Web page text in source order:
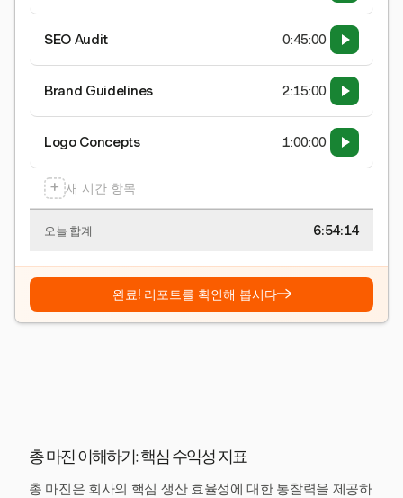
SEO Audit 0:45:00
Brand Guidelines 2:15:00
Logo Concepts 1:00:00
+ 새 시간 항목
오늘 합계 6:54:15
완료! 리포트를 확인해 봅시다→
총 마진 이해하기: 핵심 수익성 지표
총 마진은 회사의 핵심 생산 효율성에 대한 통찰력을 제공하